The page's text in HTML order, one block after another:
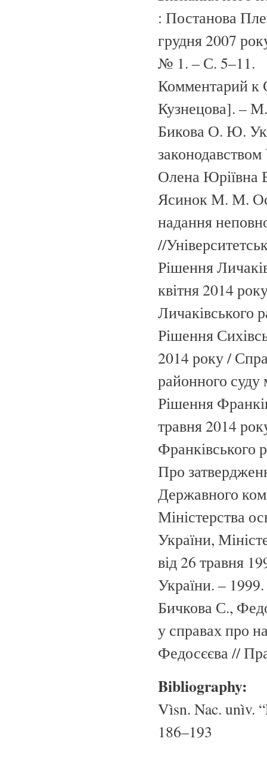
: Постанова
грудня 2007
№ 1. – С. 5–11.
Комментарий к
Кузнецова]. –
Бикова О. Ю.
Олена Юріївна
Ясинок М. М.
надання
//
Рішення
квітня 2014
Личаківського
Рішення
2014 року /
районного суду
Рішення
травня 2014
Франківського
Про
Державного
Міністерства
України,
від 26 травня
України. –
Бичкова С.,
у справах про
Федосєєва //
Bibliography:
Vìsn. Nac. unìv.
186–193